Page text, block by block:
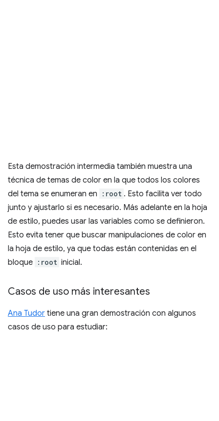
Esta demostración intermedia también muestra una
técnica de temas de color en la que todos los colores
del tema se enumeran en
:root . Esto facilita ver todo
junto y ajustarlo si es necesario. Más adelante en la hoja
de estilo, puedes usar las variables como se definieron.
Esto evita tener que buscar manipulaciones de color en
la hoja de estilo, ya que todas están contenidas en el
bloque :root inicial.
Casos de uso más interesantes
Ana Tudor tiene una gran demostración con algunos
casos de uso para estudiar: